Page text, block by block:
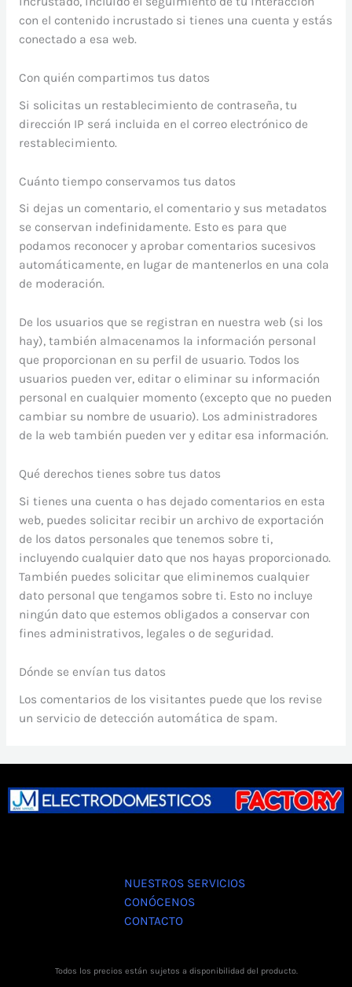
con el contenido incrustado si tienes una cuenta y estás
conectado a esa web.
Con quién compartimos tus datos
Si solicitas un restablecimiento de contraseña, tu
dirección IP será incluida en el correo electrónico de
restablecimiento.
Cuánto tiempo conservamos tus datos
Si dejas un comentario, el comentario y sus metadatos
se conservan indefinidamente. Esto es para que
podamos reconocer y aprobar comentarios sucesivos
automáticamente, en lugar de mantenerlos en una cola
de moderación.
De los usuarios que se registran en nuestra web (si los
hay), también almacenamos la información personal
que proporcionan en su perfil de usuario. Todos los
usuarios pueden ver, editar o eliminar su información
personal en cualquier momento (excepto que no pueden
cambiar su nombre de usuario). Los administradores
de la web también pueden ver y editar esa información.
Qué derechos tienes sobre tus datos
Si tienes una cuenta o has dejado comentarios en esta
web, puedes solicitar recibir un archivo de exportación
de los datos personales que tenemos sobre ti,
incluyendo cualquier dato que nos hayas proporcionado.
También puedes solicitar que eliminemos cualquier
dato personal que tengamos sobre ti. Esto no incluye
ningún dato que estemos obligados a conservar con
fines administrativos, legales o de seguridad.
Dónde se envían tus datos
Los comentarios de los visitantes puede que los revise
un servicio de detección automática de spam.
NUESTROS SERVICIOS
CONÓCENOS
CONTACTO
Todos los precios están sujetos a disponibilidad del producto.